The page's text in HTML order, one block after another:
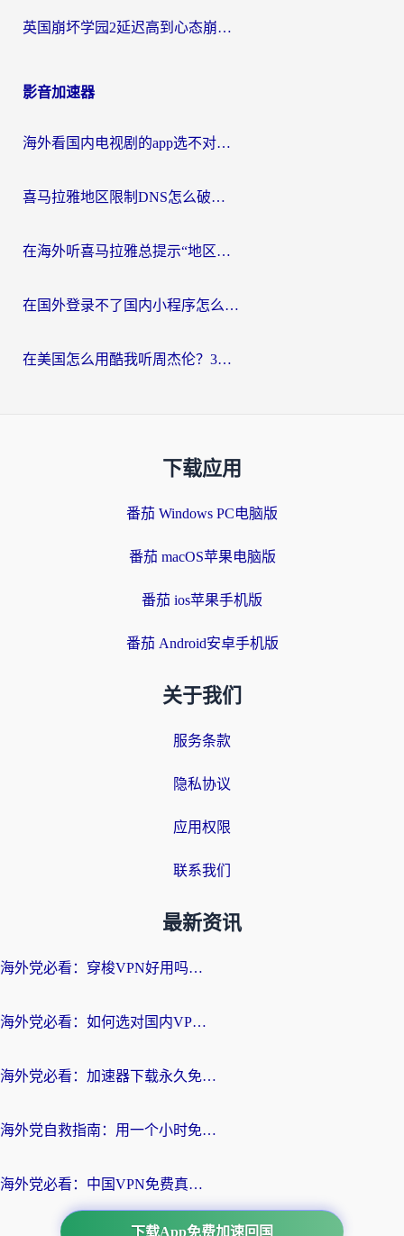
英国崩坏学园2延迟高到心态崩？海外党国服游戏加速终极指南
影音加速器
海外看国内电视剧的app选不对？这份回国加速器避坑指南帮你流畅追剧
喜马拉雅地区限制DNS怎么破？海外党听国内音乐听书的终极解决方案
在海外听喜马拉雅总提示“地区限制”？3步轻松解除+听国内音乐全攻略
在国外登录不了国内小程序怎么办？选对回国加速器，轻松解锁国内资源
在美国怎么用酷我听周杰伦？3步搞定海外听歌难题
下载应用
番茄 Windows PC电脑版
番茄 macOS苹果电脑版
番茄 ios苹果手机版
番茄 Android安卓手机版
关于我们
服务条款
隐私协议
应用权限
联系我们
最新资讯
海外党必看：穿梭VPN好用吗？和云帆VPN对比哪个回国效果更好？附真实测评+避坑指南
海外党必看：如何选对国内VPN，实现无缝访问国内资源？
海外党必看：加速器下载永久免费版真的存在吗？教你无缝访问国内资源的正确姿势
海外党自救指南：用一个小时免费加速器，轻松打破国内资源访问壁垒？
海外党必看：中国VPN免费真的靠谱吗？手把手教你选对回国加速器
下载App免费加速回国